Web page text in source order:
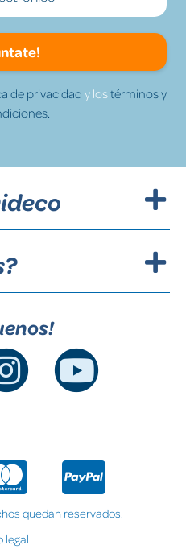
de privacidad y lostérminos y
quedan reservados.
legal